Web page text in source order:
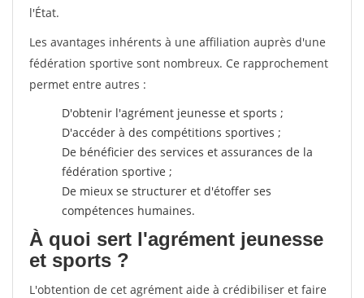
l'État.
Les avantages inhérents à une affiliation auprès d'une
fédération sportive sont nombreux. Ce rapprochement
permet entre autres :
D'obtenir l'agrément jeunesse et sports ;
D'accéder à des compétitions sportives ;
De bénéficier des services et assurances de la
fédération sportive ;
De mieux se structurer et d'étoffer ses
compétences humaines.
À quoi sert l'agrément jeunesse
et sports ?
L'obtention de cet agrément aide à crédibiliser et faire